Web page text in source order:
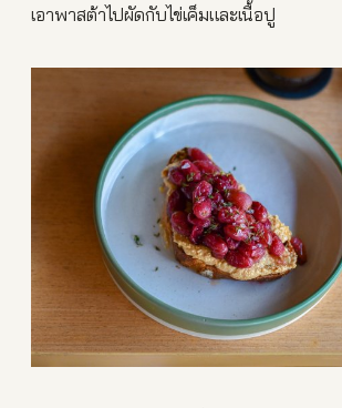
เอาพาสต้าไปผัดกับไข่เค็มและเนื้อปู